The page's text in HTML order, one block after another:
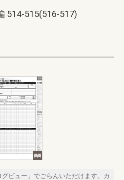
514-515(516-517)
ビュー」でごらんいただけます。カ